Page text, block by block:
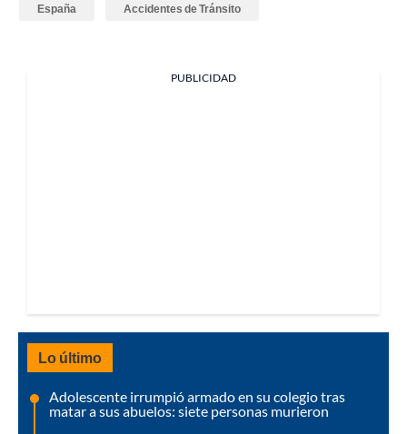
España Accidentes de Tránsito
PUBLICIDAD
Lo último
Adolescente irrumpió armado en su colegio tras
matar a sus abuelos: siete personas murieron